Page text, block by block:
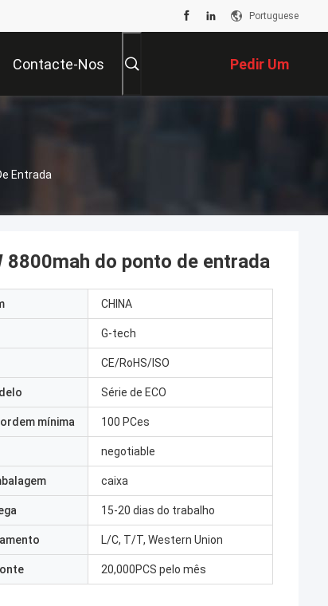
Portuguese
Contacte-Nos Pedir Um
Orçamento
Entrada
8800mah do ponto de entrada
CHINA
G-tech
CE/RoHS/ISO
Série de ECO
mínima 100 PCes
negotiable
caixa
15-20 dias do trabalho
L/C, T/T, Western Union
20,000PCS pelo mês